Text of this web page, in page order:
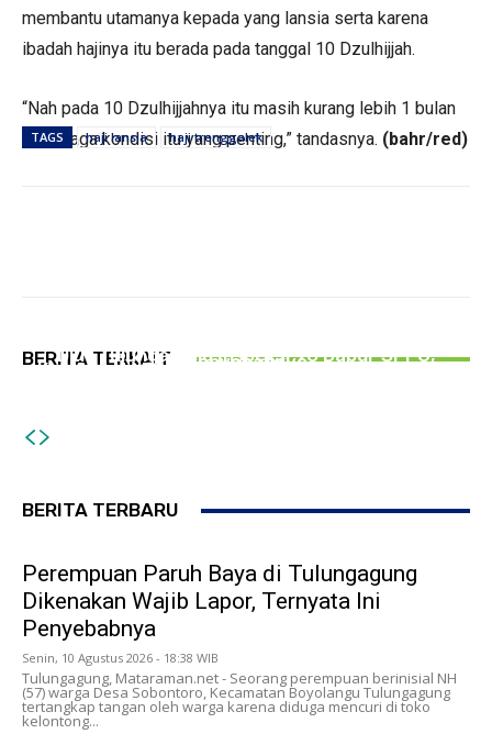
membantu utamanya kepada yang lansia serta karena
ibadah hajinya itu berada pada tanggal 10 Dzulhijjah.
“Nah pada 10 Dzulhijjahnya itu masih kurang lebih 1 bulan
maka jaga kondisi itu yang penting,” tandasnya. (bahr/red)
TAGS haji lansia haji trenggalek
BERITA TERKAIT
Penyebabnya
DLH Tulungagung Inspeksi 96 Dapur SPPG,
Kontrak Habis, Sejumlah Ruko di Depan Stasiun
BERITA TERBARU
Perempuan Paruh Baya di Tulungagung
Dikenakan Wajib Lapor, Ternyata Ini
Penyebabnya
Senin, 10 Agustus 2026 - 18:38 WIB
Tulungagung, Mataraman.net - Seorang perempuan berinisial NH
(57) warga Desa Sobontoro, Kecamatan Boyolangu Tulungagung
tertangkap tangan oleh warga karena diduga mencuri di toko
kelontong...